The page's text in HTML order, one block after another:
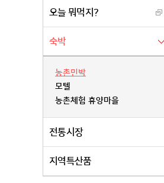
오늘 뭐먹지?
숙박
농촌민박
모텔
농촌체험 휴양마을
전통시장
지역특산품